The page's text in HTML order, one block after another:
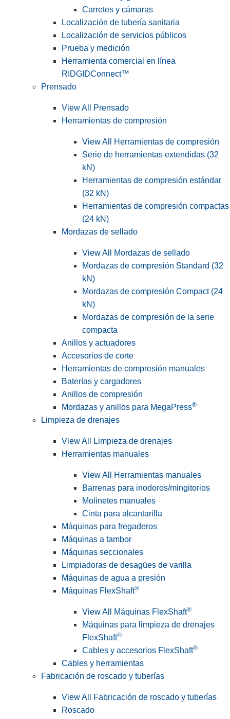
Carretes y cámaras
Localización de tubería sanitaria
Localización de servicios públicos
Prueba y medición
Herramienta comercial en línea
RIDGIDConnect™
Prensado
View All Prensado
Herramientas de compresión
View All Herramientas de compresión
Serie de herramientas extendidas (32
kN)
Herramientas de compresión estándar
(32 kN)
Herramientas de compresión compactas
(24 kN)
Mordazas de sellado
View All Mordazas de sellado
Mordazas de compresión Standard (32
kN)
Mordazas de compresión Compact (24
kN)
Mordazas de compresión de la serie
compacta
Anillos y actuadores
Accesorios de corte
Herramientas de compresión manuales
Baterías y cargadores
Anillos de compresión
Mordazas y anillos para MegaPress®
Limpieza de drenajes
View All Limpieza de drenajes
Herramientas manuales
View All Herramientas manuales
Barrenas para inodoros/mingitorios
Molinetes manuales
Cinta para alcantarilla
Máquinas para fregaderos
Máquinas a tambor
Máquinas seccionales
Limpiadoras de desagües de varilla
Máquinas de agua a presión
Máquinas FlexShaft®
View All Máquinas FlexShaft®
Máquinas para limpieza de drenajes
FlexShaft®
Cables y accesorios FlexShaft®
Cables y herramientas
Fabricación de roscado y tuberías
View All Fabricación de roscado y tuberías
Roscado